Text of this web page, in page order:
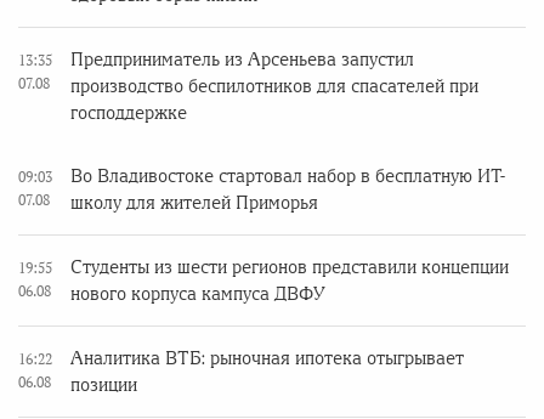
13:35
07.08
Предприниматель из Арсеньева запустил
производство беспилотников для спасателей при
господдержке
09:03
07.08
Во Владивостоке стартовал набор в бесплатную ИТ-
школу для жителей Приморья
19:55
06.08
Студенты из шести регионов представили концепции
нового корпуса кампуса ДВФУ
16:22
06.08
Аналитика ВТБ: рыночная ипотека отыгрывает
позиции